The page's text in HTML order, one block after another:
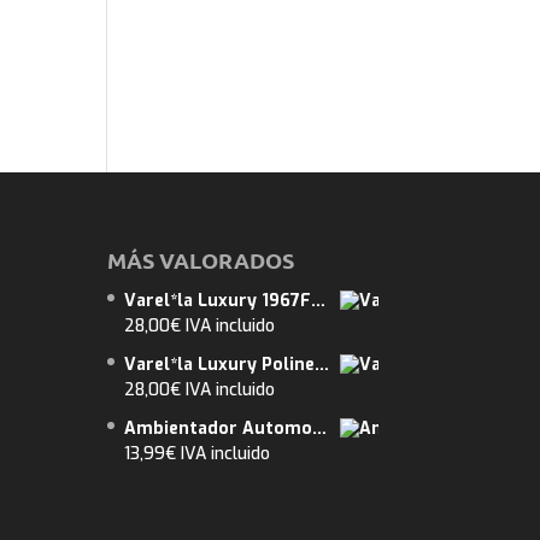
MÁS VALORADOS
Varel*la Luxury 1967F8 375ml. (Tipo Flor).ENVIO GRATUITO. Abarca 12m2.
28,00€ IVA incluido
Varel*la Luxury Polinesia 375ml. ENVIO GRATUITO. Abarca 13m2.
28,00€ IVA incluido
Ambientador Automovil 8ml nº5 Tipo Black Opium Woman 2 un. Envio Gratuito
13,99€ IVA incluido